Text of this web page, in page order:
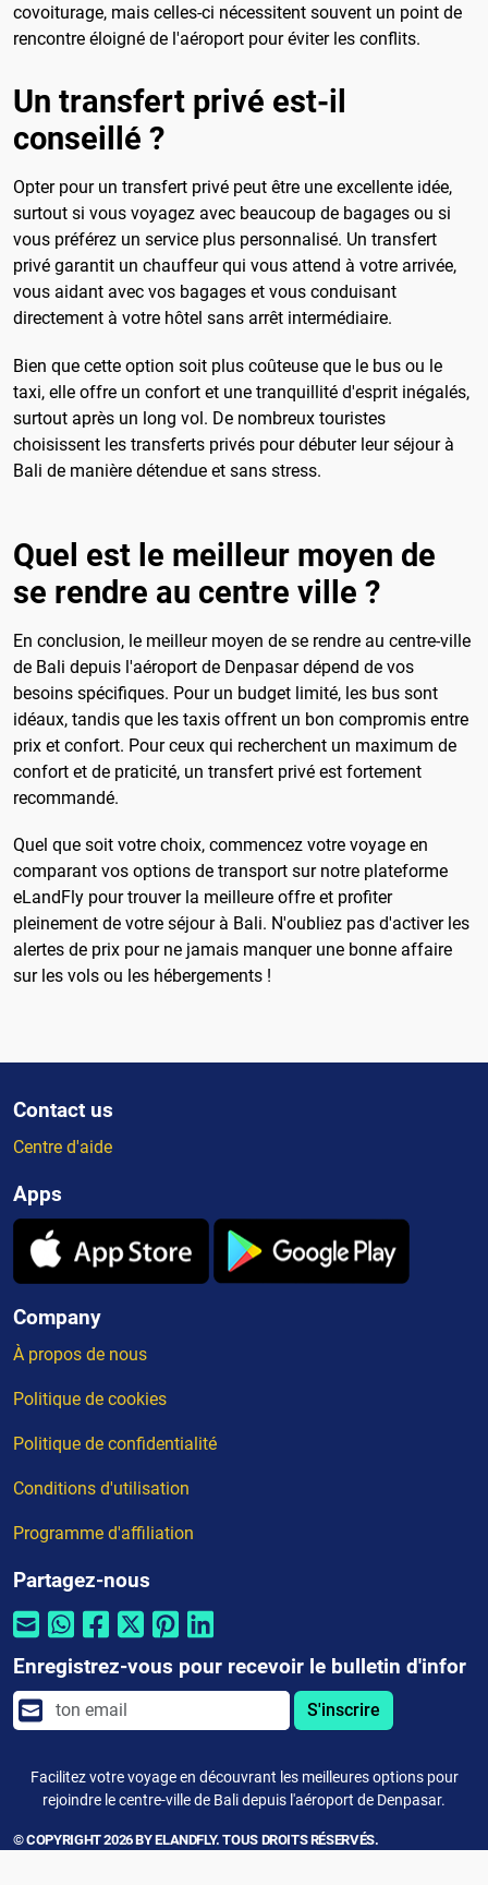
covoiturage, mais celles-ci nécessitent souvent un point de
rencontre éloigné de l'aéroport pour éviter les conflits.
Un transfert privé est-il
conseillé ?
Opter pour un transfert privé peut être une excellente idée,
surtout si vous voyagez avec beaucoup de bagages ou si
vous préférez un service plus personnalisé. Un transfert
privé garantit un chauffeur qui vous attend à votre arrivée,
vous aidant avec vos bagages et vous conduisant
directement à votre hôtel sans arrêt intermédiaire.
Bien que cette option soit plus coûteuse que le bus ou le
taxi, elle offre un confort et une tranquillité d'esprit inégalés,
surtout après un long vol. De nombreux touristes
choisissent les transferts privés pour débuter leur séjour à
Bali de manière détendue et sans stress.
Quel est le meilleur moyen de
se rendre au centre ville ?
En conclusion, le meilleur moyen de se rendre au centre-ville
de Bali depuis l'aéroport de Denpasar dépend de vos
besoins spécifiques. Pour un budget limité, les bus sont
idéaux, tandis que les taxis offrent un bon compromis entre
prix et confort. Pour ceux qui recherchent un maximum de
confort et de praticité, un transfert privé est fortement
recommandé.
Quel que soit votre choix, commencez votre voyage en
comparant vos options de transport sur notre plateforme
eLandFly pour trouver la meilleure offre et profiter
pleinement de votre séjour à Bali. N'oubliez pas d'activer les
alertes de prix pour ne jamais manquer une bonne affaire
sur les vols ou les hébergements !
Contact us
Centre d'aide
Apps
Company
À propos de nous
Politique de cookies
Politique de confidentialité
Conditions d'utilisation
Programme d'affiliation
Partagez-nous
Enregistrez-vous pour recevoir le bulletin d'infor
S'inscrire
Facilitez votre voyage en découvrant les meilleures options pour
rejoindre le centre-ville de Bali depuis l'aéroport de Denpasar.
© COPYRIGHT 2026 BY ELANDFLY. TOUS DROITS RÉSERVÉS.